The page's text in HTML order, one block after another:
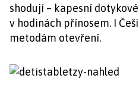
shodují – kapesní
v hodinách přínosem. I
metodám otevření.